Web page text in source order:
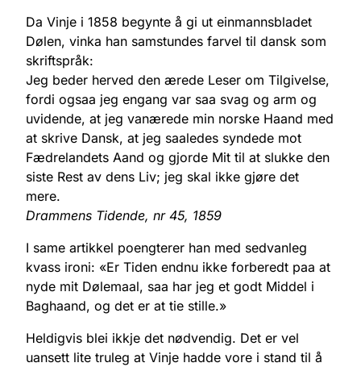
Da Vinje i 1858 begynte å gi ut einmannsbladet
Dølen, vinka han samstundes farvel til dansk som
skriftspråk:
Jeg beder herved den ærede Leser om Tilgivelse,
fordi ogsaa jeg engang var saa svag og arm og
uvidende, at jeg vanærede min norske Haand med
at skrive Dansk, at jeg saaledes syndede mot
Fædrelandets Aand og gjorde Mit til at slukke den
siste Rest av dens Liv; jeg skal ikke gjøre det
mere.
Drammens Tidende, nr 45, 1859
I same artikkel poengterer han med sedvanleg
kvass ironi: «Er Tiden endnu ikke forberedt paa at
nyde mit Dølemaal, saa har jeg et godt Middel i
Baghaand, og det er at tie stille.»
Heldigvis blei ikkje det nødvendig. Det er vel
uansett lite truleg at Vinje hadde vore i stand til å